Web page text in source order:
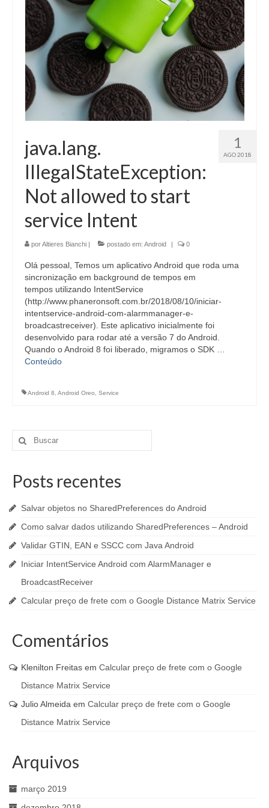
1
AGO 2018
java.lang.
IllegalStateException:
Not allowed to start
service Intent
porAltieres Bianchi | postado em: Android | 0
Olá pessoal, Temos um aplicativo Android que roda uma
sincronização em background de tempos em
tempos utilizando IntentService
(http://www.phaneronsoft.com.br/2018/08/10/iniciar-
intentservice-android-com-alarmmanager-e-
broadcastreceiver). Este aplicativo inicialmente foi
desenvolvido para rodar até a versão 7 do Android.
Quando o Android 8 foi liberado, migramos o SDK …
Conteúdo
Android 8 Android Oreo Service
Buscar
por:
Posts recentes
Salvar objetos no SharedPreferences do Android
Como salvar dados utilizando SharedPreferences – Android
Validar GTIN, EAN e SSCC com Java Android
Iniciar IntentService Android com AlarmManager e
BroadcastReceiver
Calcular preço de frete com o Google Distance Matrix Service
Comentários
Klenilton Freitas em Calcular preço de frete com o Google
Distance Matrix Service
Julio Almeida em Calcular preço de frete com o Google
Distance Matrix Service
Arquivos
março 2019